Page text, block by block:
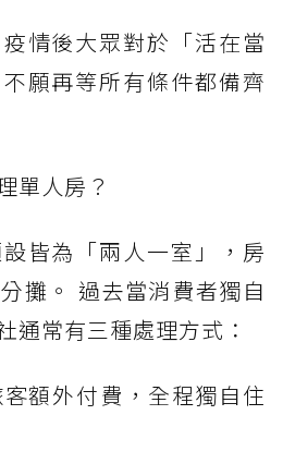
情後大眾對於「活在當
願再等所有條件都備齊
單人房？
皆為「兩人一室」，房
攤。 過去當消費者獨自
通常有三種處理方式：
額外付費，全程獨自住